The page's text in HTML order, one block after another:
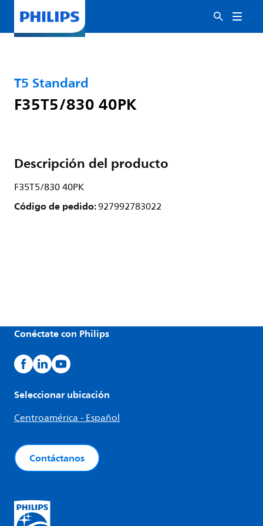
T5 Standard
F35T5/830 40PK
Descripción del producto
F35T5/830 40PK
Código de pedido:927992783022
Conéctate con Philips
Seleccionar ubicación
Centroamérica - Español
Contáctanos